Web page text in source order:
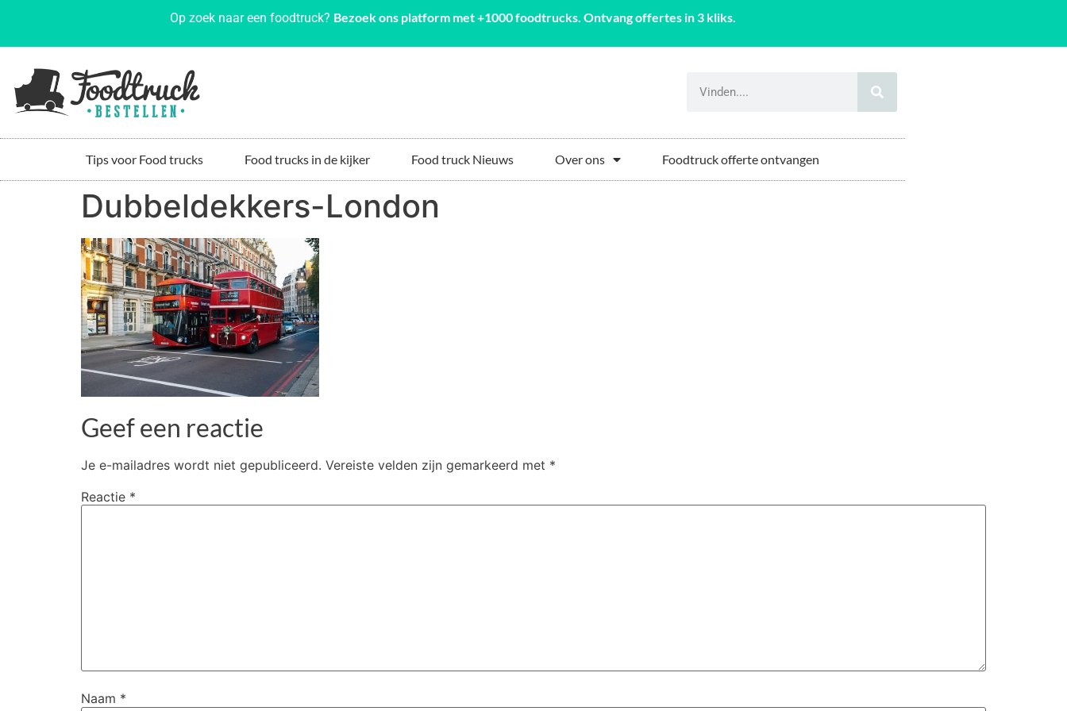
Op zoek naar een foodtruck? Bezoek ons platform met +1000 foodtrucks. Ontvang offertes in 3 kliks.
Tips voor Food trucks Food trucks in de kijker Food truck Nieuws Over ons Foodtruck offerte ontvangen
Dubbeldekkers-London
Geef een reactie
Je e-mailadres wordt niet gepubliceerd. Vereiste velden zijn gemarkeerd met *
Reactie *
Naam *